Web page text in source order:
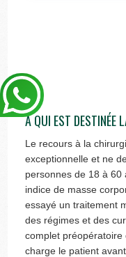
À QUI EST DESTINÉE
Le recours à la
exceptionnelle et ne
personnes de 18 à
indice de masse
essayé un traitement
des régimes et des
complet
charge le patient